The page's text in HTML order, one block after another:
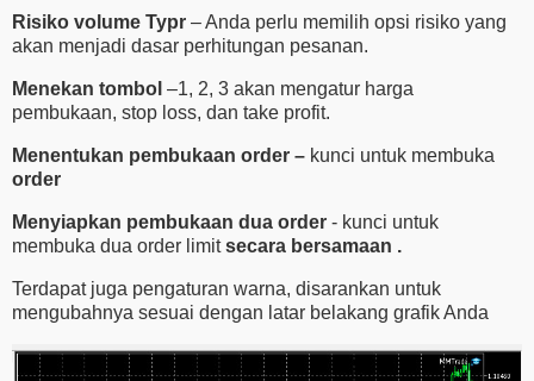
Risiko volume Typr – Anda perlu memilih opsi risiko yang
akan menjadi dasar perhitungan pesanan.
Menekan tombol –1, 2, 3 akan mengatur harga
pembukaan, stop loss, dan take profit.
Menentukan pembukaan order – kunci untuk membuka
order
Menyiapkan pembukaan dua order - kunci untuk
membuka dua order limitsecara bersamaan .
Terdapat juga pengaturan warna, disarankan untuk
mengubahnya sesuai dengan latar belakang grafik Anda